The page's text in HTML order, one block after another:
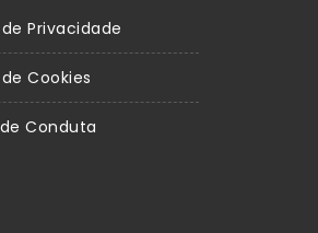
Privacidade
Cookies
Conduta